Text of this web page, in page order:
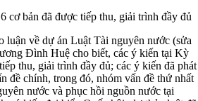
cơ bản đã được tiếp thu, giải trình đầy đủ
luận về dự án Luật Tài nguyên nước (sửa
Đình Huệ cho biết, các ý kiến tại Kỳ
thu, giải trình đầy đủ; các ý kiến đã phát
đề chính, trong đó, nhóm vấn đề thứ nhất
nước và phục hồi nguồn nước tại